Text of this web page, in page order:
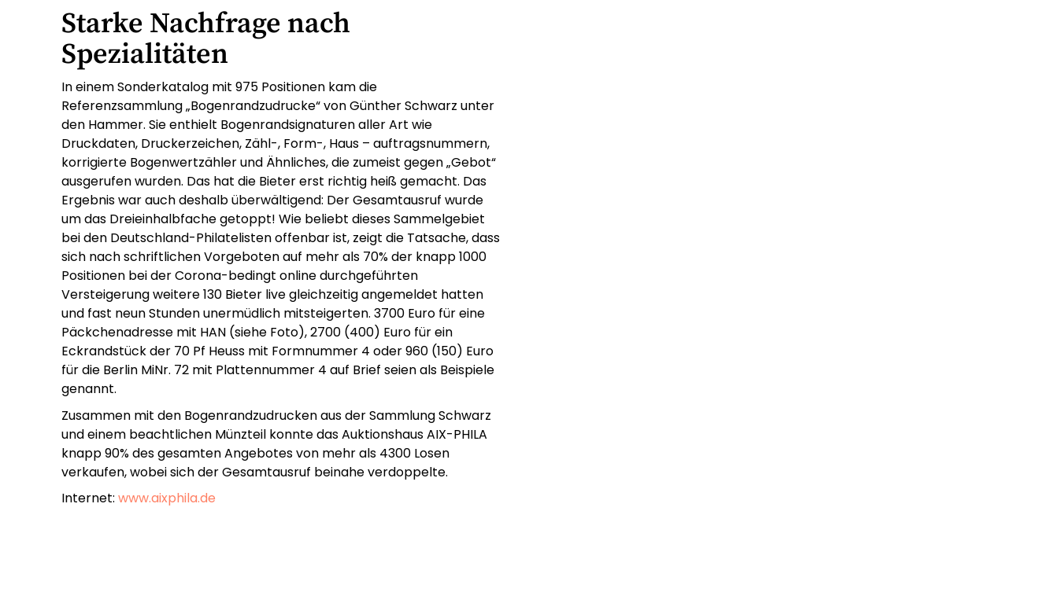
Starke Nachfrage nach
Spezialitäten
In einem Sonderkatalog mit 975 Positionen kam die
Referenzsammlung „Bogenrandzudrucke“ von Günther Schwarz unter
den Hammer. Sie enthielt Bogenrandsignaturen aller Art wie
Druckdaten, Druckerzeichen, Zähl-, Form-, Haus – auftragsnummern,
korrigierte Bogenwertzähler und Ähnliches, die zumeist gegen „Gebot“
ausgerufen wurden. Das hat die Bieter erst richtig heiß gemacht. Das
Ergebnis war auch deshalb überwältigend: Der Gesamtausruf wurde
um das Dreieinhalbfache getoppt! Wie beliebt dieses Sammelgebiet
bei den Deutschland-Philatelisten offenbar ist, zeigt die Tatsache, dass
sich nach schriftlichen Vorgeboten auf mehr als 70% der knapp 1000
Positionen bei der Corona-bedingt online durchgeführten
Versteigerung weitere 130 Bieter live gleichzeitig angemeldet hatten
und fast neun Stunden unermüdlich mitsteigerten. 3700 Euro für eine
Päckchenadresse mit HAN (siehe Foto), 2700 (400) Euro für ein
Eckrandstück der 70 Pf Heuss mit Formnummer 4 oder 960 (150) Euro
für die Berlin MiNr. 72 mit Plattennummer 4 auf Brief seien als Beispiele
genannt.
Zusammen mit den Bogenrandzudrucken aus der Sammlung Schwarz
und einem beachtlichen Münzteil konnte das Auktionshaus AIX-PHILA
knapp 90% des gesamten Angebotes von mehr als 4300 Losen
verkaufen, wobei sich der Gesamtausruf beinahe verdoppelte.
Internet: www.aixphila.de